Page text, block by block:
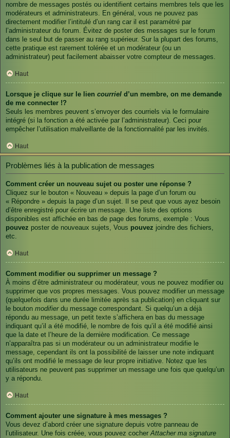
nombre de messages postés ou identifient certains membres tels que les
modérateurs et administrateurs. En général, vous ne pouvez pas
directement modifier l’intitulé d’un rang car il est paramétré par
l’administrateur du forum. Évitez de poster des messages sur le forum
dans le seul but de passer au rang supérieur. Sur la plupart des forums,
cette pratique est rarement tolérée et un modérateur (ou un
administrateur) peut facilement abaisser votre compteur de messages.
Haut
Lorsque je clique sur le lien courriel d’un membre, on me demande
de me connecter !?
Seuls les membres peuvent s’envoyer des courriels via le formulaire
intégré (si la fonction a été activée par l’administrateur). Ceci pour
empêcher l’utilisation malveillante de la fonctionnalité par les invités.
Haut
Problèmes liés à la publication de messages
Comment créer un nouveau sujet ou poster une réponse ?
Cliquez sur le bouton « Nouveau » depuis la page d’un forum ou
« Répondre » depuis la page d’un sujet. Il se peut que vous ayez besoin
d’être enregistré pour écrire un message. Une liste des options
disponibles est affichée en bas de page des forums, exemple : Vous
pouvez poster de nouveaux sujets, Vous pouvez joindre des fichiers,
etc.
Haut
Comment modifier ou supprimer un message ?
À moins d’être administrateur ou modérateur, vous ne pouvez modifier ou
supprimer que vos propres messages. Vous pouvez modifier un message
(quelquefois dans une durée limitée après sa publication) en cliquant sur
le bouton modifierdu message correspondant. Si quelqu’un a déjà
répondu au message, un petit texte s’affichera en bas du message
indiquant qu’il a été modifié, le nombre de fois qu’il a été modifié ainsi
que la date et l’heure de la dernière modification. Ce message
n’apparaîtra pas si un modérateur ou un administrateur modifie le
message, cependant ils ont la possibilité de laisser une note indiquant
qu’ils ont modifié le message de leur propre initiative. Notez que les
utilisateurs ne peuvent pas supprimer un message une fois que quelqu’un
y a répondu.
Haut
Comment ajouter une signature à mes messages ?
Vous devez d’abord créer une signature depuis votre panneau de
l’utilisateur. Une fois créée, vous pouvez cocherAttacher ma signature